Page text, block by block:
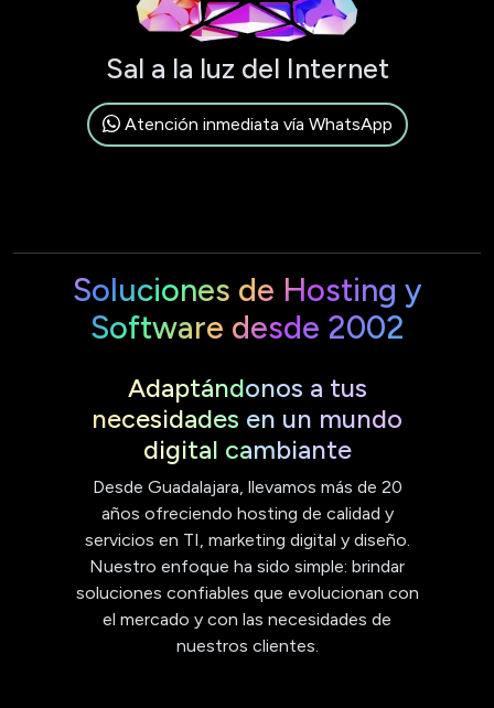
Sal a la luz del Internet
Atención inmediata vía WhatsApp
Soluciones de Hosting y
Software desde 2002
Adaptándonos a tus
necesidades en un mundo
digital cambiante
Desde Guadalajara, llevamos más de 20
años ofreciendo hosting de calidad y
servicios en TI, marketing digital y diseño.
Nuestro enfoque ha sido simple: brindar
soluciones confiables que evolucionan con
el mercado y con las necesidades de
nuestros clientes.